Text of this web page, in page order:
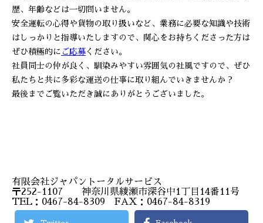
歴、年齢などは一切問いません。
安全運転の心得や貨物の取り扱いなど、業務に必要な知識や技術
はしっかりと指導いたしますので、関心をお持ちくださった方は
ぜひ積極的に ご応募 ください。
社員同士の仲が良く、馴染みやすい雰囲気の社風ですので、ぜひ
私たちと共に多彩な運送の仕事に取り組んでいきませんか？
最後までご覧いただき誠にありがとうございました。
有限会社ジャパントータルサービス
〒252-1107 神奈川県綾瀬市深谷中1丁目14番11号
TEL：0467-84-8309 FAX：0467-84-8319